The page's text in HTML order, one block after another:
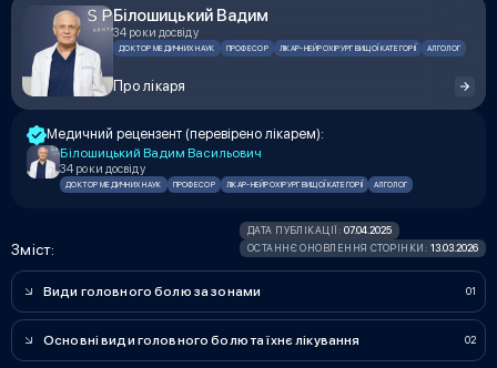
Білошицький Вадим
34 роки досвіду
ДОКТОР МЕДИЧНИХ НАУК ПРОФЕСОР ЛІКАР-НЕЙРОХІРУРГ ВИЩОЇ КАТЕГОРІЇ АЛГОЛОГ
Про лікаря
Медичний рецензент (перевірено лікарем):
Білошицький Вадим Васильович
34 роки досвіду
ДОКТОР МЕДИЧНИХ НАУК ПРОФЕСОР ЛІКАР-НЕЙРОХІРУРГ ВИЩОЇ КАТЕГОРІЇ АЛГОЛОГ
Зміст:
ДАТА ПУБЛІКАЦІЇ: 07.04.2025
ОСТАННЄ ОНОВЛЕННЯ СТОРІНКИ: 13.03.2026
Види головного болю за зонами
Основні види головного болю та їхнє лікування